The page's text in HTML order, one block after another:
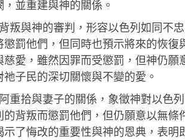
並重建與神的關係。
叛與神的審判，形容以色列如同不
罰他們，但同時也預示將來的恢復
愛，雖然因罪而受懲罰，但神仍願
子民的深切關懷與不變的愛。
重拾與妻子的關係，象徵神對以色
背叛而懲罰他們，但仍願意以無條
了悔改的重要性與神的恩典，表明